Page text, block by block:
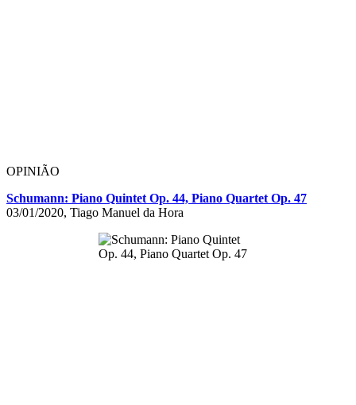
OPINIÃO
Schumann: Piano Quintet Op. 44, Piano Quartet Op. 47
03/01/2020, Tiago Manuel da Hora